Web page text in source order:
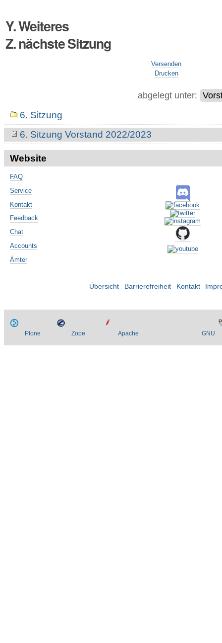
Y. Weiteres
Z. nächste Sitzung
Versenden
Drucken
abgelegt unter:
Navigation6. Sitzung
6. Sitzung Vorstand 2022/2023
Website
FAQ
Service
Kontakt
Feedback
Chat
Accounts
Ämter
Übersicht Barrierefreiheit Kontakt
Plone Zope Apache GNU